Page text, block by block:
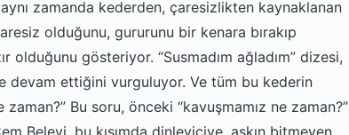
zamanda kederden, çaresizlikten kaynaklanan
olduğunu, gururunu bir kenara bırakıp
gösteriyor. “Susmadım ağladım” dizesi,
devam ettiğini vurguluyor. Ve tüm bu kederin
Bu soru, önceki “kavuşmamız ne zaman?”
Belevi, bu kısımda dinleyiciye, aşkın bitmeyen